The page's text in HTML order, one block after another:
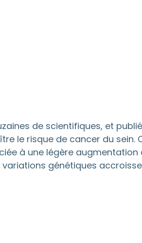
de scientifiques, et
le risque de cancer du
à une légère
génétiques